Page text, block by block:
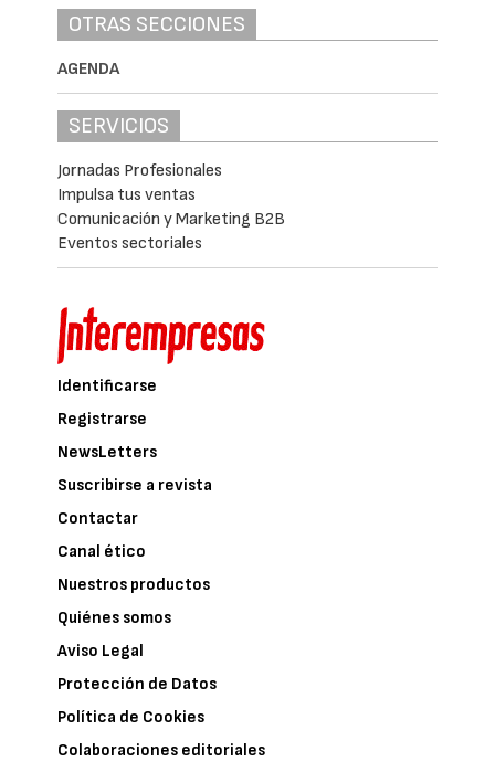
OTRAS SECCIONES
AGENDA
SERVICIOS
Jornadas Profesionales
Impulsa tus ventas
Comunicación y Marketing B2B
Eventos sectoriales
Identificarse
Registrarse
NewsLetters
Suscribirse a revista
Contactar
Canal ético
Nuestros productos
Quiénes somos
Aviso Legal
Protección de Datos
Política de Cookies
Colaboraciones editoriales